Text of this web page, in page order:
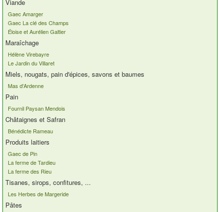
Nos paysans
Commandes
Recettes et ...
Contacts
Viande
Gaec Amarger
Gaec La clé des Champs
Éloise et Aurélien Galtier
Maraîchage
Hélène Virebayre
Le Jardin du Villaret
Miels, nougats, pain d'épices, savons et baumes
Mas d'Ardenne
Pain
Fournil Paysan Mendois
Châtaignes et Safran
Bénédicte Rameau
Produits laitiers
Gaec de Pin
La ferme de Tardieu
La ferme des Rieu
Tisanes, sirops, confitures, ...
Les Herbes de Margeride
Pâtes